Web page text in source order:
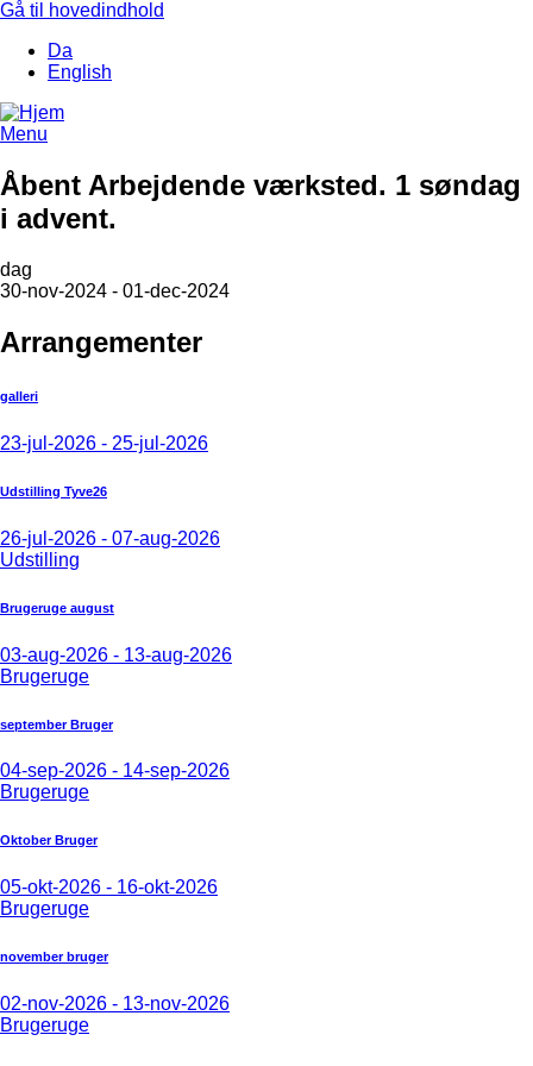
Gå til hovedindhold
Da
English
Menu
Åbent Arbejdende værksted. 1 søndag
i advent.
dag
30-nov-2024 - 01-dec-2024
Arrangementer
galleri
23-jul-2026 - 25-jul-2026
Udstilling Tyve26
26-jul-2026 - 07-aug-2026
Udstilling
Brugeruge august
03-aug-2026 - 13-aug-2026
Brugeruge
september Bruger
04-sep-2026 - 14-sep-2026
Brugeruge
Oktober Bruger
05-okt-2026 - 16-okt-2026
Brugeruge
november bruger
02-nov-2026 - 13-nov-2026
Brugeruge